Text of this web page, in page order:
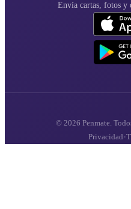
Envía cartas, fotos y
© 2026 Penmate.
Privacidad ·